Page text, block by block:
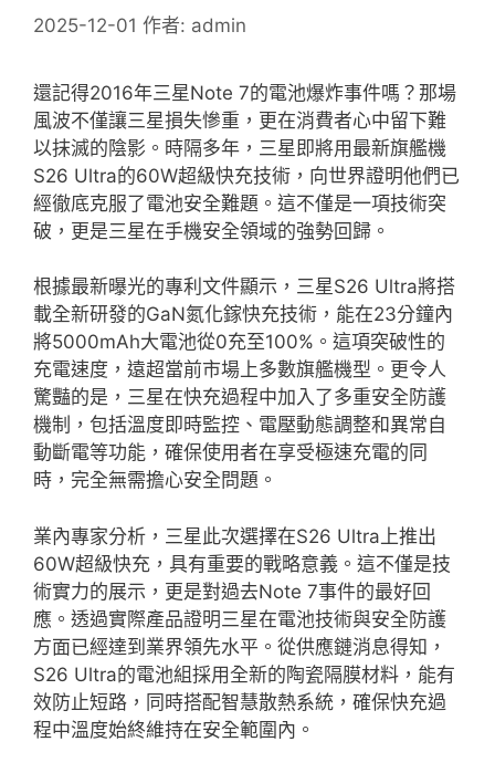
2025-12-01 作者: admin
還記得2016年三星Note 7的電池爆炸事件嗎？那場
風波不僅讓三星損失慘重，更在消費者心中留下難
以抹滅的陰影。時隔多年，三星即將用最新旗艦機
S26 Ultra的60W超級快充技術，向世界證明他們已
經徹底克服了電池安全難題。這不僅是一項技術突
破，更是三星在手機安全領域的強勢回歸。
根據最新曝光的專利文件顯示，三星S26 Ultra將搭
載全新研發的GaN氮化鎵快充技術，能在23分鐘內
將5000mAh大電池從0充至100%。這項突破性的
充電速度，遠超當前市場上多數旗艦機型。更令人
驚豔的是，三星在快充過程中加入了多重安全防護
機制，包括溫度即時監控、電壓動態調整和異常自
動斷電等功能，確保使用者在享受極速充電的同
時，完全無需擔心安全問題。
業內專家分析，三星此次選擇在S26 Ultra上推出
60W超級快充，具有重要的戰略意義。這不僅是技
術實力的展示，更是對過去Note 7事件的最好回
應。透過實際產品證明三星在電池技術與安全防護
方面已經達到業界領先水平。從供應鏈消息得知，
S26 Ultra的電池組採用全新的陶瓷隔膜材料，能有
效防止短路，同時搭配智慧散熱系統，確保快充過
程中溫度始終維持在安全範圍內。